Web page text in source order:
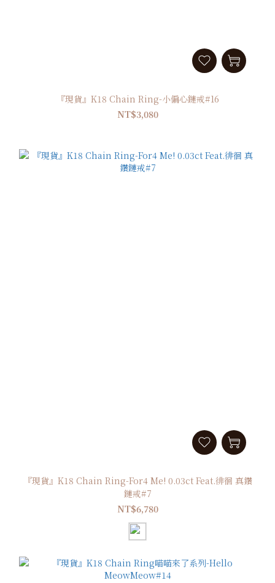
『現貨』K18 Chain Ring-小偏心鏈戒#16
NT$3,080
『現貨』K18 Chain Ring-For4 Me! 0.03ct Feat.徘徊 真鑽
鏈戒#7
NT$6,780